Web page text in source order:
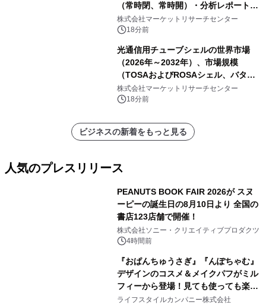
（常時閉、常時開）・分析レポートを
発表
株式会社マーケットリサーチセンター
18分前
光通信用チューブシェルの世界市場
（2026年～2032年）、市場規模
（TOSAおよびROSAシェル、バタフ
ライパッケージ、その他）・分析レポ
ートを発表
株式会社マーケットリサーチセンター
18分前
ビジネスの新着をもっと見る
人気のプレスリリース
PEANUTS BOOK FAIR 2026が スヌ
ーピーの誕生日の8月10日より 全国の
書店123店舗で開催！
株式会社ソニー・クリエイティブプロダクツ
4時間前
『おぱんちゅうさぎ』『んぽちゃむ』
デザインのコスメ＆メイクパフがミル
フィーから登場！見ても使っても楽し
い、ポップでキュートなコレクショ
ライフスタイルカンパニー株式会社